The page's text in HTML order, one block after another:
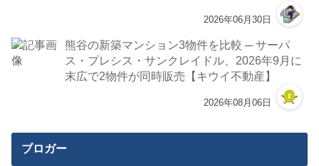
2026年06月30日
熊谷の新築マンション3物件を比較 ─ サーパ
ス・プレシス・サンクレイドル、2026年9月に
末広で2物件が同時販売【キウイ不動産】
2026年08月06日
ブロガー